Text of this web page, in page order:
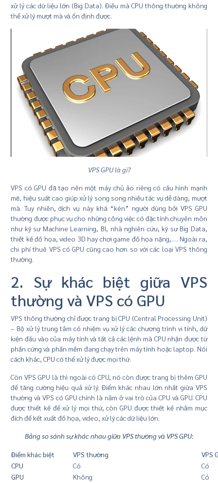
xử lý các dữ liệu lớn (Big Data). Điều mà CPU thông thường không
thể xử lý mượt mà và ổn định được.
VPS GPU là gì?
VPS có GPU đã tạo nên một máy chủ ảo riêng có cấu hình mạnh
mẽ, hiệu suất cao giúp xử lý song song nhiều tác vụ dễ dàng, mượt
mà. Tuy nhiên, dịch vụ này khá “kén” người dùng bởi VPS GPU
thường được phục vụ cho những công việc có đặc tính chuyên môn
như kỹ sư Machine Learning, BI, nhà nghiên cứu, kỹ sư Big Data,
thiết kế đồ họa, video 3D hay chơi game đồ họa nặng,…. Ngoài ra,
chi phí thuê VPS có GPU cũng cao hơn so với các loại VPS thông
thường.
2. Sự khác biệt giữa VPS
thường và VPS có GPU
VPS thông thường chỉ được trang bị CPU (Central Processing Unit)
– Bộ xử lý trung tâm có nhiệm vụ xử lý các chương trình vi tính, dữ
kiện đầu vào của máy tính và tất cả các lệnh mà CPU nhận được từ
phần cứng và phần mềm đang chạy trên máy tính hoặc laptop. Nói
cách khác, CPU có thể xử lý được mọi thứ.
Còn VPS GPU là thì ngoài có CPU, nó còn được trang bị thêm GPU
để tăng cường hiệu quả xử lý. Điểm khác nhau lớn nhất giữa VPS
thường và VPS có GPU chính là nằm ở vai trò của CPU và GPU. CPU
được thiết kế để xử lý mọi thứ, còn GPU được thiết kế nhằm mục
đích để kết xuất đồ họa, video, xử lý các dữ liệu lớn.
Bảng so sánh sự khác nhau giữa VPS thường và VPS GPU:
Điểm khác biệt VPS thường
VPS
CPU
Có
Có
GPU
Không
Có